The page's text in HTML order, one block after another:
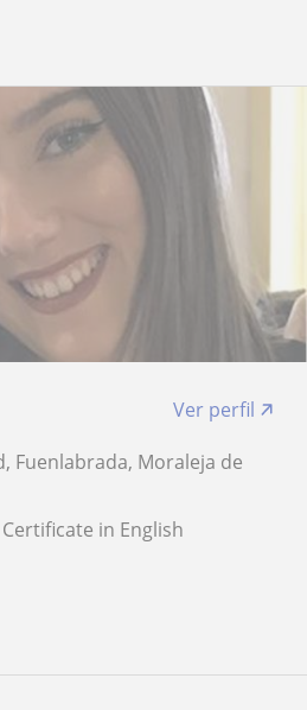
Ver perfil
Fuenlabrada, Moraleja de
Certificate in English